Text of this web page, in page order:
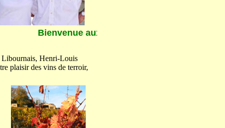
Bienvenue aux Vignobles Fagard
Libournais, Henri-Louis
plaisir des vins de terroir,